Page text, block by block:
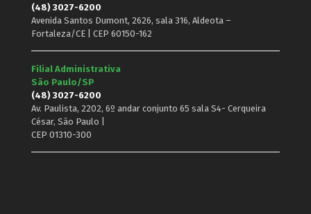
(48) 3027-6200
Avenida Santos Dumont, 2626, sala 316, Aldeota –
Fortaleza/CE | CEP 60150-162
Filial Administrativa
São Paulo/SP
(48) 3027-6200
Av. Paulista, 2202, 6º andar conjunto 65 sala S4- Cerqueira
César, São Paulo |
CEP 01310-300